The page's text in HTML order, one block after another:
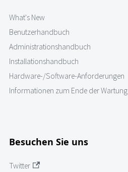
What's New
Benutzerhandbuch
Administrationshandbuch
Installationshandbuch
Hardware-/Software-Anforderungen
Informationen zum Ende der Wartung
Besuchen Sie uns
Twitter